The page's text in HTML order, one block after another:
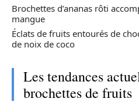
Brochettes d’ananas rôti
mangue
Éclats de fruits entourés de
de noix de coco
Les tendances
brochettes de fruits